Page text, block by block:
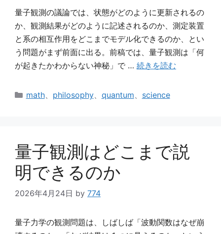
量子観測の議論では、状態がどのように更新されるの
か、観測結果がどのように記述されるのか、測定装置
と系の相互作用をどこまでモデル化できるのか、とい
う問題がまず前面に出る。前稿では、量子観測は「何
が起きたかわからない神秘」で … 続きを読む
カ
math、 philosophy、 quantum、 science
量子観測はどこまで説
明できるのか
2026年4月24日 by 774
量子力学の観測問題は、しばしば「波動関数はなぜ崩